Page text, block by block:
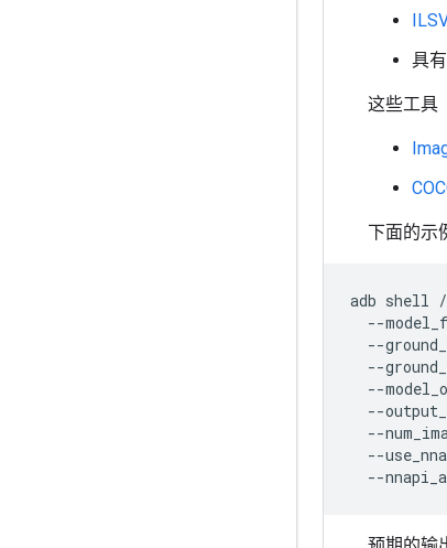
具有
这些工具
下面的示
adb shell
--
--
--
--
--
--
--